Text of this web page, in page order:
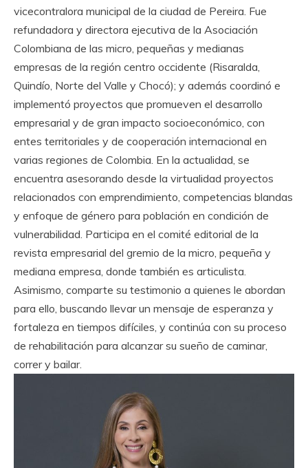
vicecontralora municipal de la ciudad de Pereira. Fue
refundadora y directora ejecutiva de la Asociación
Colombiana de las micro, pequeñas y medianas
empresas de la región centro occidente (Risaralda,
Quindío, Norte del Valle y Chocó); y además coordinó e
implementó proyectos que promueven el desarrollo
empresarial y de gran impacto socioeconómico, con
entes territoriales y de cooperación internacional en
varias regiones de Colombia. En la actualidad, se
encuentra asesorando desde la virtualidad proyectos
relacionados con emprendimiento, competencias blandas
y enfoque de género para población en condición de
vulnerabilidad. Participa en el comité editorial de la
revista empresarial del gremio de la micro, pequeña y
mediana empresa, donde también es articulista.
Asimismo, comparte su testimonio a quienes le abordan
para ello, buscando llevar un mensaje de esperanza y
fortaleza en tiempos difíciles, y continúa con su proceso
de rehabilitación para alcanzar su sueño de caminar,
correr y bailar.